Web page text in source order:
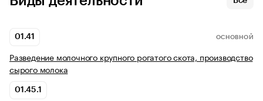
01.41 ОСНОВНОЙ
Разведение молочного крупного рогатого скота, производство
сырого молока
01.45.1